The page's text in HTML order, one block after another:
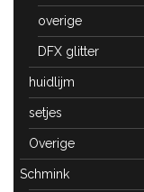
overige
DFX glitter
huidlijm
setjes
Overige
Schmink